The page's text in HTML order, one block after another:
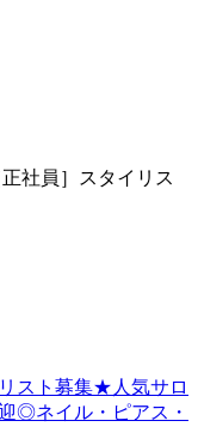
社員］スタイリス
スト募集★人気サロ
◎ネイル・ピアス・